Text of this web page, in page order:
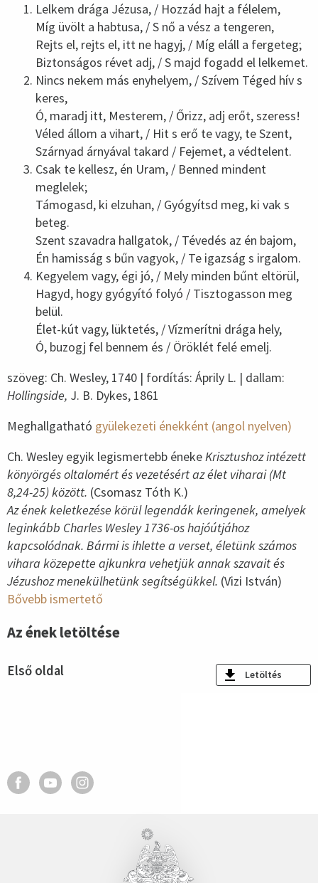
Lelkem drága Jézusa, / Hozzád hajt a félelem,
Míg üvölt a habtusa, / S nő a vész a tengeren,
Rejts el, rejts el, itt ne hagyj, / Míg eláll a fergeteg;
Biztonságos révet adj, / S majd fogadd el lelkemet.
Nincs nekem más enyhelyem, / Szívem Téged hív s
keres,
Ó, maradj itt, Mesterem, / Őrizz, adj erőt, szeress!
Véled állom a vihart, / Hit s erő te vagy, te Szent,
Szárnyad árnyával takard / Fejemet, a védtelent.
Csak te kellesz, én Uram, / Benned mindent
meglelek;
Támogasd, ki elzuhan, / Gyógyítsd meg, ki vak s
beteg.
Szent szavadra hallgatok, / Tévedés az én bajom,
Én hamisság s bűn vagyok, / Te igazság s irgalom.
Kegyelem vagy, égi jó, / Mely minden bűnt eltörül,
Hagyd, hogy gyógyító folyó / Tisztogasson meg
belül.
Élet-kút vagy, lüktetés, / Vízmerítni drága hely,
Ó, buzogj fel bennem és / Öröklét felé emelj.
szöveg: Ch. Wesley, 1740 | fordítás: Áprily L. | dallam:
Hollingside, J. B. Dykes, 1861
Meghallgatható gyülekezeti énekként (angol nyelven)
Ch. Wesley egyik legismertebb énekeKrisztushoz intézett
könyörgés oltalomért és vezetésért az élet viharai (Mt
8,24-25) között. (Csomasz Tóth K.)
Az ének keletkezése körül legendák keringenek, amelyek
leginkább Charles Wesley 1736-os hajóútjához
kapcsolódnak. Bármi is ihlette a verset, életünk számos
vihara közepette ajkunkra vehetjük annak szavait és
Jézushoz menekülhetünk segítségükkel. (Vizi István)
Bővebb ismertető
Az ének letöltése
Első oldal Letöltés